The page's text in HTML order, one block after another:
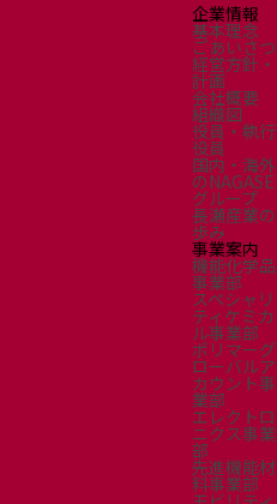
新卒採用（総合・事務職）
NAGASEグループ採用情報
企業情報
基本理念
ごあいさつ
経営方針・
計画
会社概要
組織図
役員・執行
役員
国内・海外
のNAGASE
グループ
長瀬産業の
歩み
事業案内
機能化学品
事業部
スペシャリ
ティケミカ
ル事業部
ポリマーグ
ローバルア
カウント事
業部
エレクトロ
ニクス事業
部
先進機能材
料事業部